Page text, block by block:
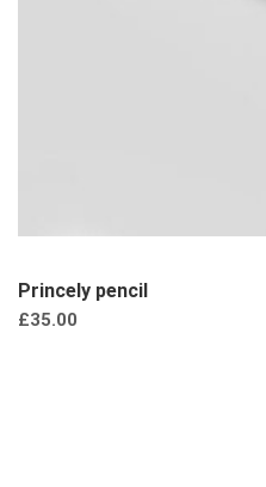
Princely pencil
£35.00